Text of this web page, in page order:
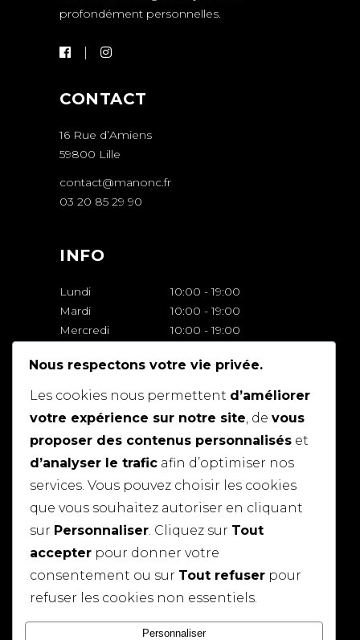
profondément personnelles.
CONTACT
16 Rue d’Amiens
59800 Lille
contact@manonc.fr
03 20 85 29 90
INFO
Lundi 10:00 - 19:00
Mardi
10:00 - 19:00
Mercredi
10:00 - 19:00
Vendredi
10:00 - 19:00
Samedi
10:00
18:00
MAPS
Nous respectons votre vie privée.
Les cookies nous permettent d’améliorer
votre expérience sur notre site , de vous
proposer des contenus personnalisés et
d’analyser le trafic afin d’optimiser nos
services. Vous pouvez choisir les cookies
que vous souhaitez autoriser en cliquant
sur Personnaliser . Cliquez sur Tout
accepter pour donner votre
consentement ou sur Tout refuser pour
refuser les cookies non essentiels.
Personnaliser